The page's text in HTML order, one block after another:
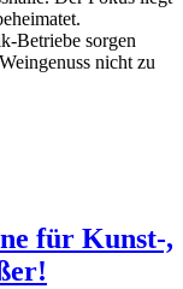
Betriebe sorgen
nicht zu
für Kunst-,